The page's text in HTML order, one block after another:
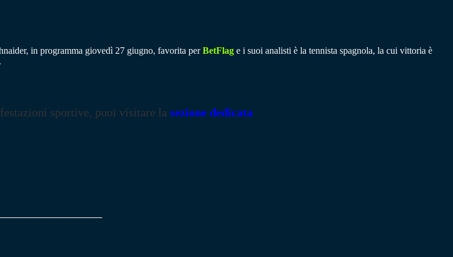
in programma giovedì 27 giugno, favorita perBetFlag e i suoi analisti è la tennista spagnola, la cui vittoria è
sportive, puoi visitare la sezione dedicata